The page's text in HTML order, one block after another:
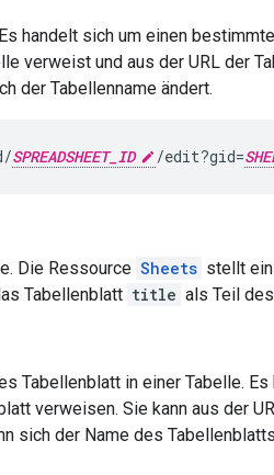
handelt sich um einen
verweist und aus der URL der
der Tabellenname ändert.
SPREADSHEET_ID /edit?gid=
Die Ressource Sheets stellt
Tabellenblatt title als Teil des
Tabellenblatt in einer Tabelle.
verweisen. Sie kann aus der
sich der Name des